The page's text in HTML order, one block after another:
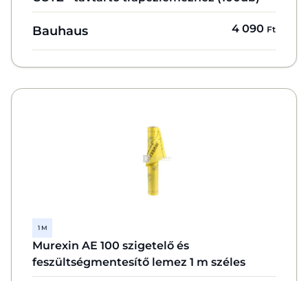
Bauhaus 4 090 Ft
1 M
Murexin AE 100 szigetelő és
feszültségmentesítő lemez 1 m széles